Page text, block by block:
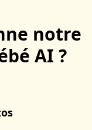
notre
AI ?